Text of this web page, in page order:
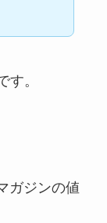
す。
ガジンの値